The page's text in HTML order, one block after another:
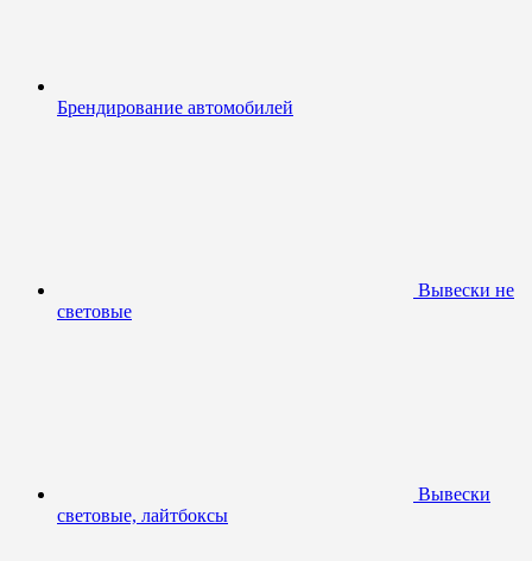
Брендирование автомобилей
Вывески не
световые
Вывески
световые, лайтбоксы